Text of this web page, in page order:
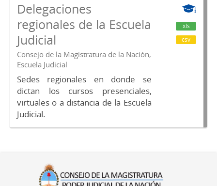
Delegaciones
regionales de la Escuela
Judicial
Consejo de la Magistratura de la Nación,
Escuela Judicial
Sedes regionales en donde se
dictan los cursos presenciales,
virtuales o a distancia de la Escuela
Judicial.
xls
csv